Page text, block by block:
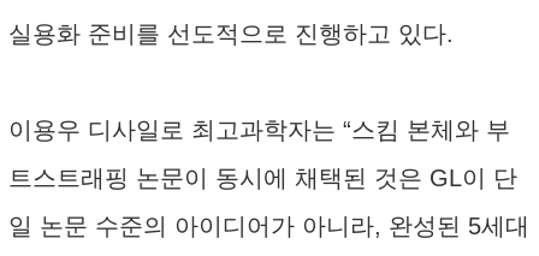
실용화 준비를 선도적으로 진행하고 있다.
이용우 디사일로 최고과학자는 “스킴 본체와 부
트스트래핑 논문이 동시에 채택된 것은 GL이 단
일 논문 수준의 아이디어가 아니라, 완성된 5세대